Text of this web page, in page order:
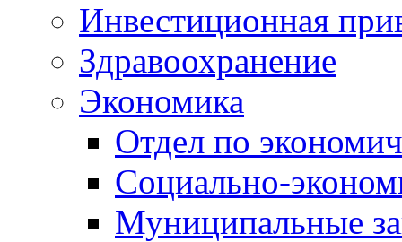
Инвестиционная
Здравоохранение
Экономика
Отдел по
Социально-
Муниципальные